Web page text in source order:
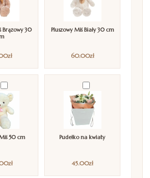
Brązowy 30
zł
Pluszowy Miś Biały 30 cm
60.00zł
50 cm
zł
Pudełko na kwiaty
45.00zł